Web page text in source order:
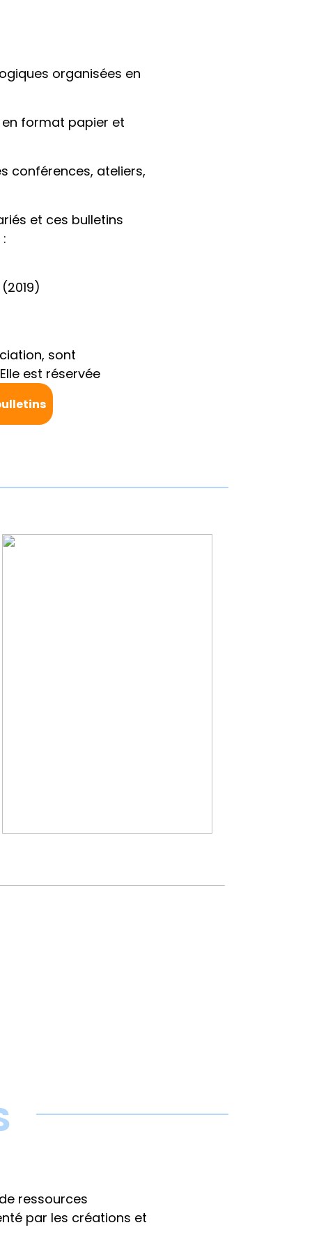
organisées en
format papier et
conférences, ateliers,
et ces bulletins
sont
est réservée
ressources
par les créations et